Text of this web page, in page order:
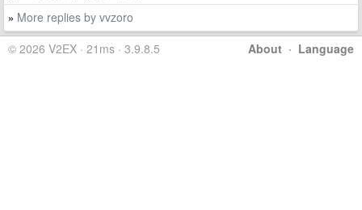
» More replies by vvzoro
About · Language
© 2026 V2EX · 21ms · 3.9.8.5